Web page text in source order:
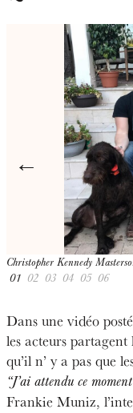
Christopher Kennedy
←
01 02 03 04 05 06
Dans une vidéo
les acteurs
qu’il n’ y a pas que
“J’ai attendu ce
Frankie Muniz,